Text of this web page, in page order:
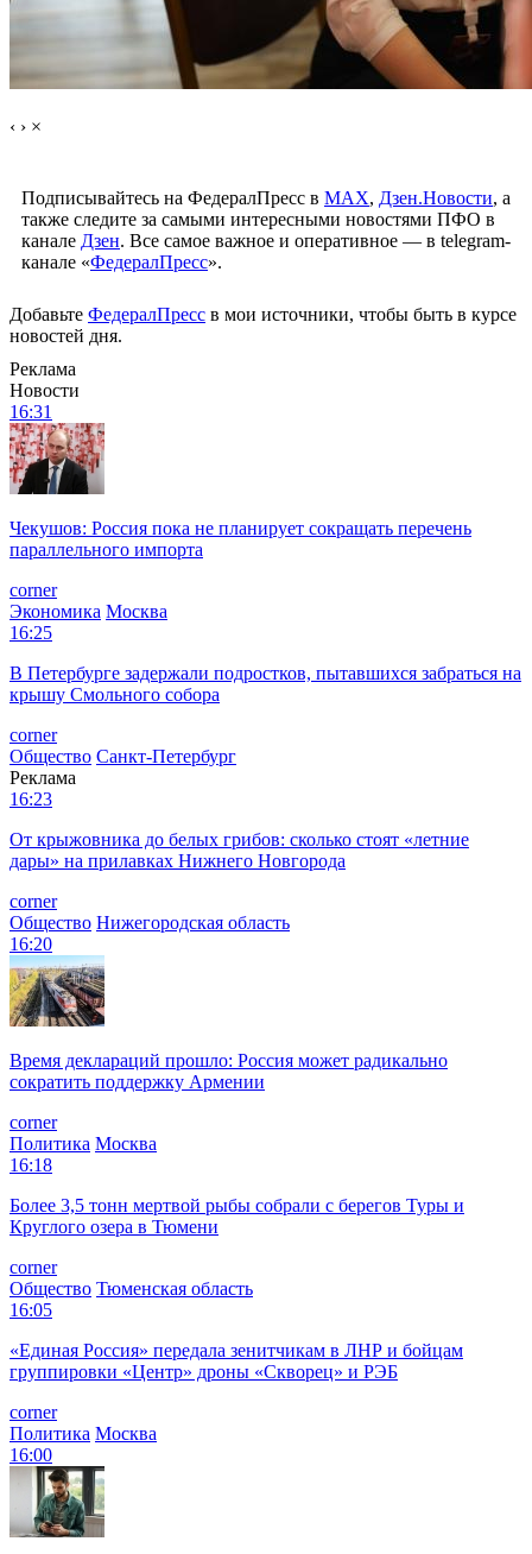
‹ › ×
Подписывайтесь на ФедералПресс в МАХ, Дзен.Новости, а
также следите за самыми интересными новостями ПФО в
канале Дзен. Все самое важное и оперативное — в telegram-
канале «ФедералПресс».
Добавьте ФедералПресс в мои источники, чтобы быть в курсе
новостей дня.
Реклама
Новости
16:31
Чекушов: Россия пока не планирует сокращать перечень
параллельного импорта
corner
Экономика Москва
16:25
В Петербурге задержали подростков, пытавшихся забраться на
крышу Смольного собора
corner
Общество Санкт-Петербург
Реклама
16:23
От крыжовника до белых грибов: сколько стоят «летние
дары» на прилавках Нижнего Новгорода
corner
Общество Нижегородская область
16:20
Время деклараций прошло: Россия может радикально
сократить поддержку Армении
corner
Политика Москва
16:18
Более 3,5 тонн мертвой рыбы собрали с берегов Туры и
Круглого озера в Тюмени
corner
Общество Тюменская область
16:05
«Единая Россия» передала зенитчикам в ЛНР и бойцам
группировки «Центр» дроны «Скворец» и РЭБ
corner
Политика Москва
16:00